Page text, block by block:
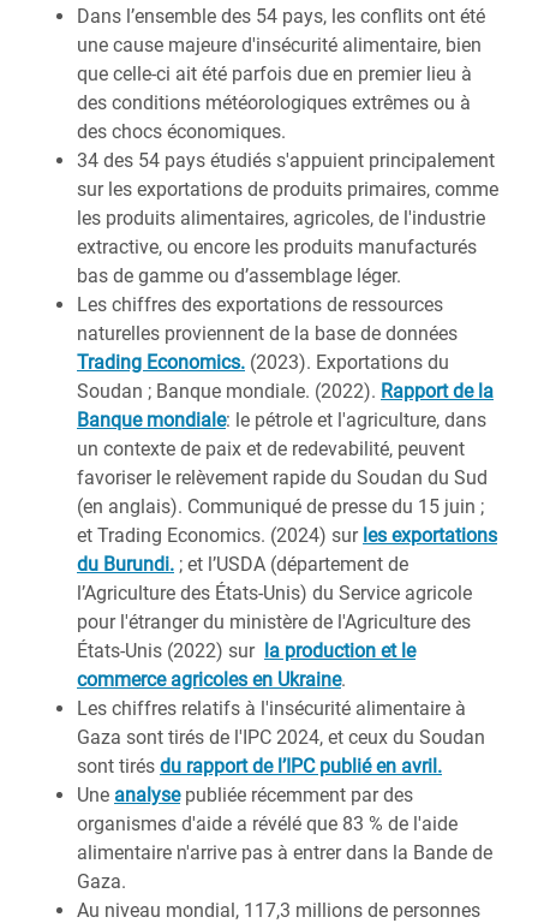
Dans l’ensemble des 54 pays, les conflits ont été
une cause majeure d'insécurité alimentaire, bien
que celle-ci ait été parfois due en premier lieu à
des conditions météorologiques extrêmes ou à
des chocs économiques.
34 des 54 pays étudiés s'appuient principalement
sur les exportations de produits primaires, comme
les produits alimentaires, agricoles, de l'industrie
extractive, ou encore les produits manufacturés
bas de gamme ou d’assemblage léger.
Les chiffres des exportations de ressources
naturelles proviennent de la base de données
Trading Economics. (2023). Exportations du
Soudan ; Banque mondiale. (2022). Rapport de la
Banque mondiale: le pétrole et l'agriculture, dans
un contexte de paix et de redevabilité, peuvent
favoriser le relèvement rapide du Soudan du Sud
(en anglais). Communiqué de presse du 15 juin ;
et Trading Economics. (2024) sur les exportations
du Burundi. ; et l’USDA (département de
l’Agriculture des États-Unis) du Service agricole
pour l'étranger du ministère de l'Agriculture des
États-Unis (2022) sur la production et le
commerce agricoles en Ukraine.
Les chiffres relatifs à l'insécurité alimentaire à
Gaza sont tirés de l'IPC 2024, et ceux du Soudan
sont tirés du rapport de l’IPC publié en avril.
Une analysepubliée récemment par des
organismes d'aide a révélé que 83 % de l'aide
alimentaire n'arrive pas à entrer dans la Bande de
Gaza.
Au niveau mondial, 117,3 millions de personnes